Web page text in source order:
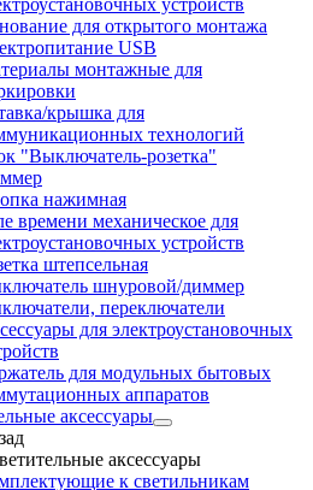
устройств
для открытого монтажа
USB
монтажные для
крышка для
технологий
"Выключатель-розетка"
нажимная
времени механическое для
устройств
штепсельная
шнуровой/диммер
переключатели
для электроустановочных
для модульных бытовых
аппаратов
аксессуары
аксессуары
к светильникам